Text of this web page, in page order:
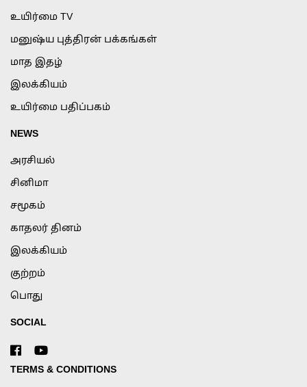
உயிர்மை TV
மனுஷ்ய புத்திரன் பக்கங்கள்
மாத இதழ்
இலக்கியம்
உயிர்மை பதிப்பகம்
NEWS
அரசியல்
சினிமா
சமூகம்
காதலர் தினம்
இலக்கியம்
குற்றம்
பொது
SOCIAL
TERMS & CONDITIONS